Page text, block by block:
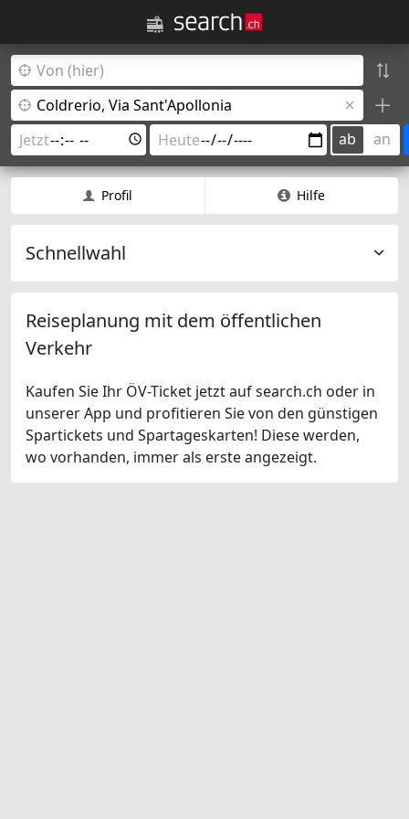
ab an
Profil Hilfe
Schnellwahl
Reiseplanung mit dem öffentlichen
Verkehr
Kaufen Sie Ihr ÖV-Ticket jetzt auf search.ch oder in
unserer App und profitieren Sie von den günstigen
Spartickets und Spartageskarten! Diese werden,
wo vorhanden, immer als erste angezeigt.